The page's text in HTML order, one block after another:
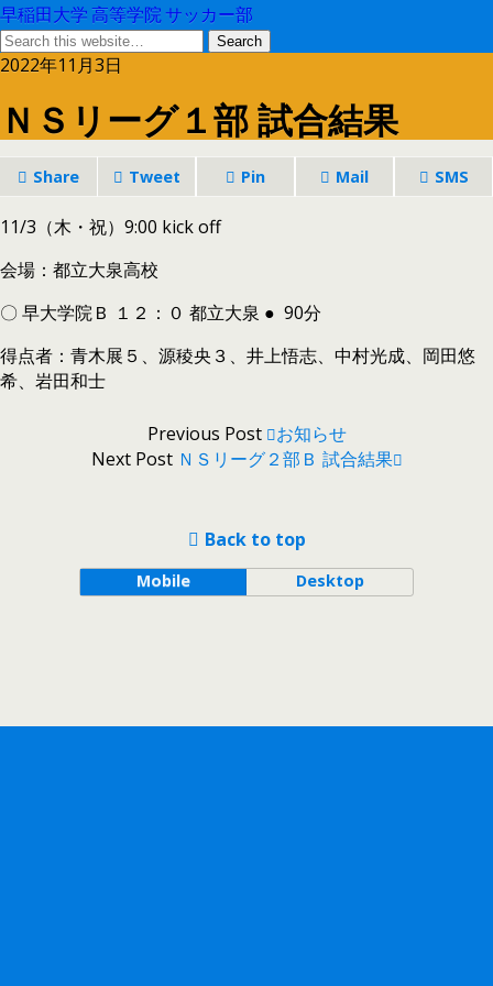
早稲田大学 高等学院 サッカー部
2022年11月3日
ＮＳリーグ１部 試合結果
Share Tweet Pin Mail SMS
11/3（木・祝）9:00 kick off
会場：都立大泉高校
〇 早大学院Ｂ １２：０ 都立大泉 ● 90分
得点者：青木展５、源稜央３、井上悟志、中村光成、岡田悠
希、岩田和士
Previous Post
お知らせ
Next Post ＮＳリーグ２部Ｂ 試合結果
Back to top
Mobile Desktop